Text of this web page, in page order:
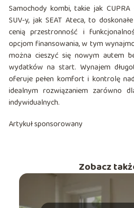
Samochody kombi, takie jak
SUV-y, jak SEAT Ateca, to
cenią przestronność i
opcjom finansowania, w tym
można cieszyć się nowym autem
wydatków na start. Wynajem
oferuje pełen komfort i kontrolę
idealnym rozwiązaniem zarówno
indywidualnych.
Artykuł sponsorowany
Zobacz